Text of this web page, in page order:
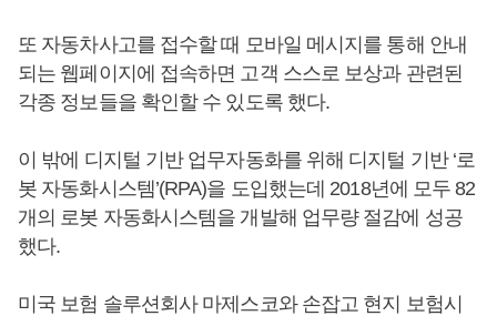
또 자동차사고를 접수할 때 모바일 메시지를 통해 안내
되는 웹페이지에 접속하면 고객 스스로 보상과 관련된
각종 정보들을 확인할 수 있도록 했다.
이 밖에 디지털 기반 업무자동화를 위해 디지털 기반 ‘로
봇 자동화시스템’(RPA)을 도입했는데 2018년에 모두 82
개의 로봇 자동화시스템을 개발해 업무량 절감에 성공
했다.
미국 보험 솔루션회사 마제스코와 손잡고 현지 보험시